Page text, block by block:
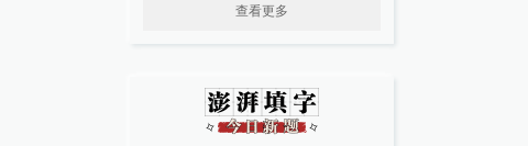
查看更多